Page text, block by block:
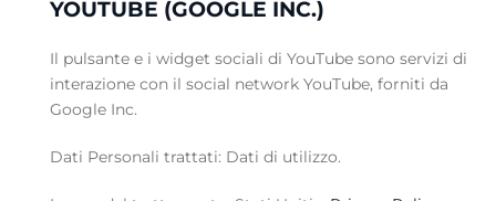
YOUTUBE (GOOGLE INC.)
Il pulsante e i widget sociali di YouTube sono servizi di
interazione con il social network YouTube, forniti da
Google Inc.
Dati Personali trattati: Dati di utilizzo.